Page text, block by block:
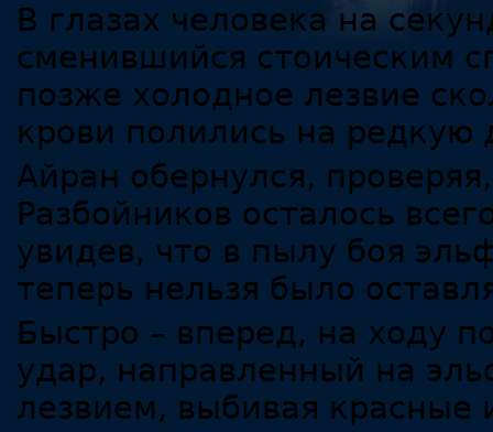
В глазах человека на
сменившийся стоическим
позже холодное лезвие
крови полились на редкую
Айран обернулся,
Разбойников осталось
увидев, что в пылу боя
теперь нельзя было
Быстро – вперед, на ходу
удар, направленный на
лезвием, выбивая красные